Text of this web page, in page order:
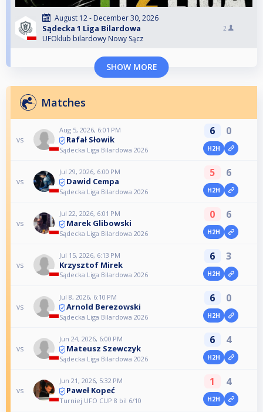
August 12 - December 30, 2026
Sądecka 1 Liga Bilardowa
UFOklub bilardowy Nowy Sącz
2
SHOW MORE
Matches
vs
Aug 5, 2026, 6:01 PM
Rafał Słowik
Sądecka Liga Bilardowa 2026
6 0
H2H
vs
Jul 29, 2026, 6:00 PM
Dawid Cempa
Sądecka Liga Bilardowa 2026
5 6
H2H
vs
Jul 22, 2026, 6:01 PM
Marek Glibowski
Sądecka Liga Bilardowa 2026
0 6
H2H
vs
Jul 15, 2026, 6:13 PM
Krzysztof Mirek
Sądecka Liga Bilardowa 2026
6 3
H2H
vs
Jul 8, 2026, 6:10 PM
Arnold Berezowski
Sądecka Liga Bilardowa 2026
6 0
H2H
vs
Jun 24, 2026, 6:00 PM
Mateusz Szewczyk
Sądecka Liga Bilardowa 2026
6 4
H2H
vs
Jun 21, 2026, 5:32 PM
Paweł Kopeć
Turniej UFO CUP 8 bil 6/10
1 4
H2H